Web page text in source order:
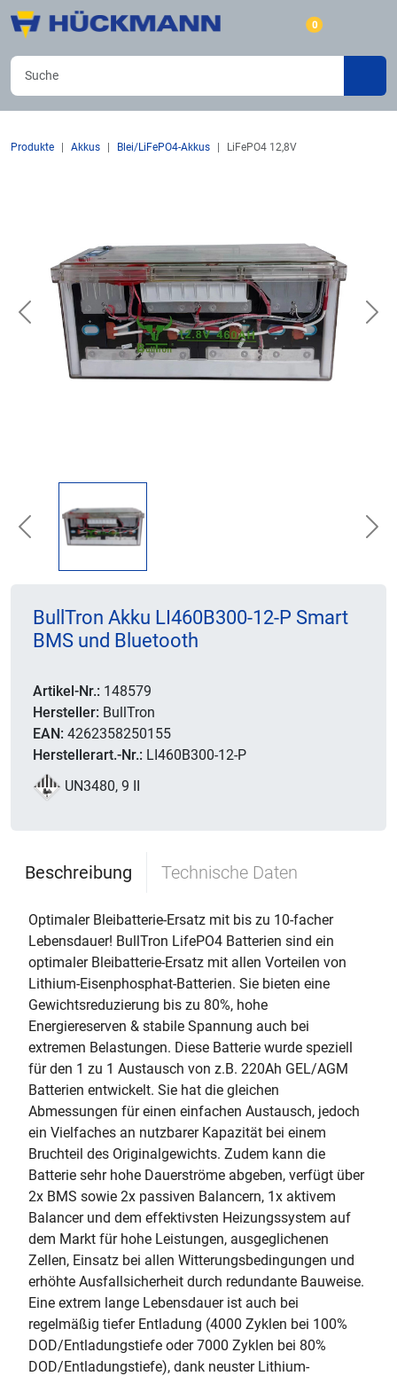
0
Produkte Akkus Blei/LiFePO4-Akkus LiFePO4 12,8V
Previous
Previous
BullTron Akku LI460B300-12-P Smart
BMS und Bluetooth
Artikel-Nr.: 148579
Hersteller: BullTron
EAN: 4262358250155
Herstellerart.-Nr.: LI460B300-12-P
UN3480, 9 II
Beschreibung Technische Daten
Optimaler Bleibatterie-Ersatz mit bis zu 10-facher
Lebensdauer! BullTron LifePO4 Batterien sind ein
optimaler Bleibatterie-Ersatz mit allen Vorteilen von
Lithium-Eisenphosphat-Batterien. Sie bieten eine
Gewichtsreduzierung bis zu 80%, hohe
Energiereserven & stabile Spannung auch bei
extremen Belastungen. Diese Batterie wurde speziell
für den 1 zu 1 Austausch von z.B. 220Ah GEL/AGM
Batterien entwickelt. Sie hat die gleichen
Abmessungen für einen einfachen Austausch, jedoch
ein Vielfaches an nutzbarer Kapazität bei einem
Bruchteil des Originalgewichts. Zudem kann die
Batterie sehr hohe Dauerströme abgeben, verfügt über
2x BMS sowie 2x passiven Balancern, 1x aktivem
Balancer und dem effektivsten Heizungssystem auf
dem Markt für hohe Leistungen, ausgeglichenen
Zellen, Einsatz bei allen Witterungsbedingungen und
erhöhte Ausfallsicherheit durch redundante Bauweise.
Eine extrem lange Lebensdauer ist auch bei
regelmäßig tiefer Entladung (4000 Zyklen bei 100%
DOD/Entladungstiefe oder 7000 Zyklen bei 80%
DOD/Entladungstiefe), dank neuster Lithium-